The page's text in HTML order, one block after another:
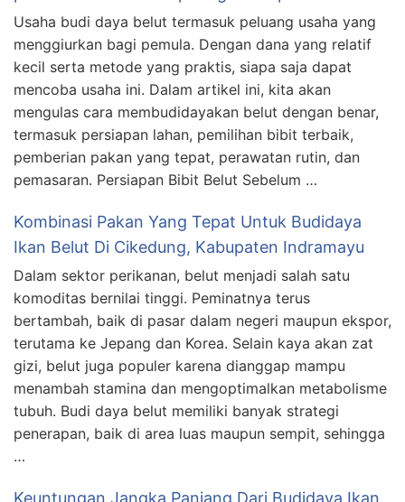
Usaha budi daya belut termasuk peluang usaha yang
menggiurkan bagi pemula. Dengan dana yang relatif
kecil serta metode yang praktis, siapa saja dapat
mencoba usaha ini. Dalam artikel ini, kita akan
mengulas cara membudidayakan belut dengan benar,
termasuk persiapan lahan, pemilihan bibit terbaik,
pemberian pakan yang tepat, perawatan rutin, dan
pemasaran. Persiapan Bibit Belut Sebelum …
Kombinasi Pakan Yang Tepat Untuk Budidaya
Ikan Belut Di Cikedung, Kabupaten Indramayu
Dalam sektor perikanan, belut menjadi salah satu
komoditas bernilai tinggi. Peminatnya terus
bertambah, baik di pasar dalam negeri maupun ekspor,
terutama ke Jepang dan Korea. Selain kaya akan zat
gizi, belut juga populer karena dianggap mampu
menambah stamina dan mengoptimalkan metabolisme
tubuh. Budi daya belut memiliki banyak strategi
penerapan, baik di area luas maupun sempit, sehingga
…
Keuntungan Jangka Panjang Dari Budidaya Ikan